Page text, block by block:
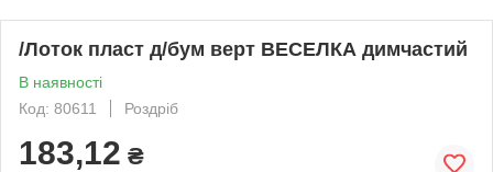
/Лоток пласт д/бум верт ВЕСЕЛКА димчастий
В наявності
Код: 80611
Роздріб
183,12 ₴